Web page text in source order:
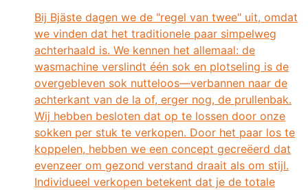
Bij Bjäste dagen we de "regel van twee" uit, omdat
we vinden dat het traditionele paar simpelweg
achterhaald is. We kennen het allemaal: de
wasmachine verslindt één sok en plotseling is de
overgebleven sok nutteloos—verbannen naar de
achterkant van de la of, erger nog, de prullenbak.
Wij hebben besloten dat op te lossen door onze
sokken per stuk te verkopen. Door het paar los te
koppelen, hebben we een concept gecreëerd dat
evenzeer om gezond verstand draait als om stijl.
Individueel verkopen betekent dat je de totale